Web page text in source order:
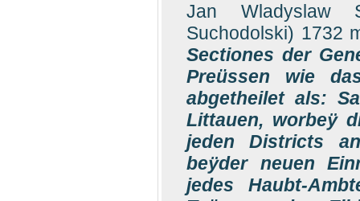
Jan Wladyslaw
Suchodolski) 1732
Sectiones der
Preüssen wie
abgetheilet als:
Littauen, worbeÿ
jeden Districts
beÿder neuen
jedes Haubt-